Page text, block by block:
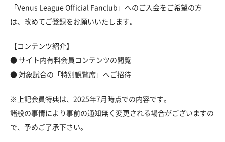
「Venus League Official Fanclub」へのご入会をご希望の方
は、改めてご登録をお願いいたします。
【コンテンツ紹介】
● サイト内有料会員コンテンツの閲覧
● 対象試合の「特別観覧席」へご招待
※上記会員特典は、2025年7月時点での内容です。
諸般の事情により事前の通知無く変更される場合がございますの
で、予めご了承下さい。